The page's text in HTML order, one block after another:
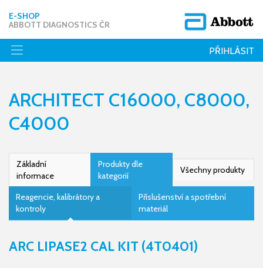
E-SHOP
ABBOTT DIAGNOSTICS ČR
PŘIHLÁSIT
ARCHITECT C16000, C8000,
C4000
Základní
informace
Produkty dle
kategorií
Všechny produkty
Reagencie, kalibrátory a
kontroly
Příslušenství a spotřební
materiál
ARC LIPASE2 CAL KIT (4T0401)